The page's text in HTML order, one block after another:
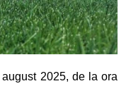
2025, de la ora